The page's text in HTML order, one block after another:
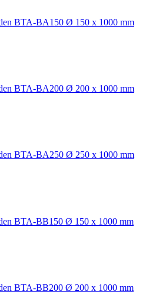
BTA-BA150 Ø 150 x 1000 mm
BTA-BA200 Ø 200 x 1000 mm
BTA-BA250 Ø 250 x 1000 mm
BTA-BB150 Ø 150 x 1000 mm
BTA-BB200 Ø 200 x 1000 mm